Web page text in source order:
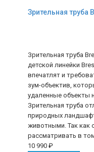
Зрительная труба
Зрительная труба
детской линейки
впечатлят и
зум-объектив,
удаленные объекты
Зрительная труба
природных
животными. Так как
рассматривать в
10 990 ₽